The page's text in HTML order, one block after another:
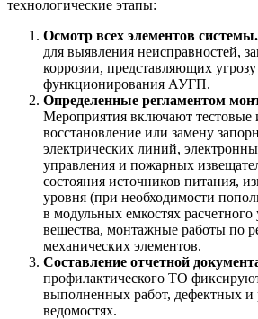
технологические этапы:
Осмотр всех элементов системы.
для выявления неисправностей,
коррозии, представляющих
функционирования АУГП.
Определенные регламентом
Мероприятия включают тестовые
восстановление или замену
электрических линий,
управления и пожарных
состояния источников питания,
уровня (при необходимости
в модульных емкостях расчетного
вещества, монтажные работы по
механических элементов.
Составление отчетной
профилактического ТО
выполненных работ, дефектных и
ведомостях.